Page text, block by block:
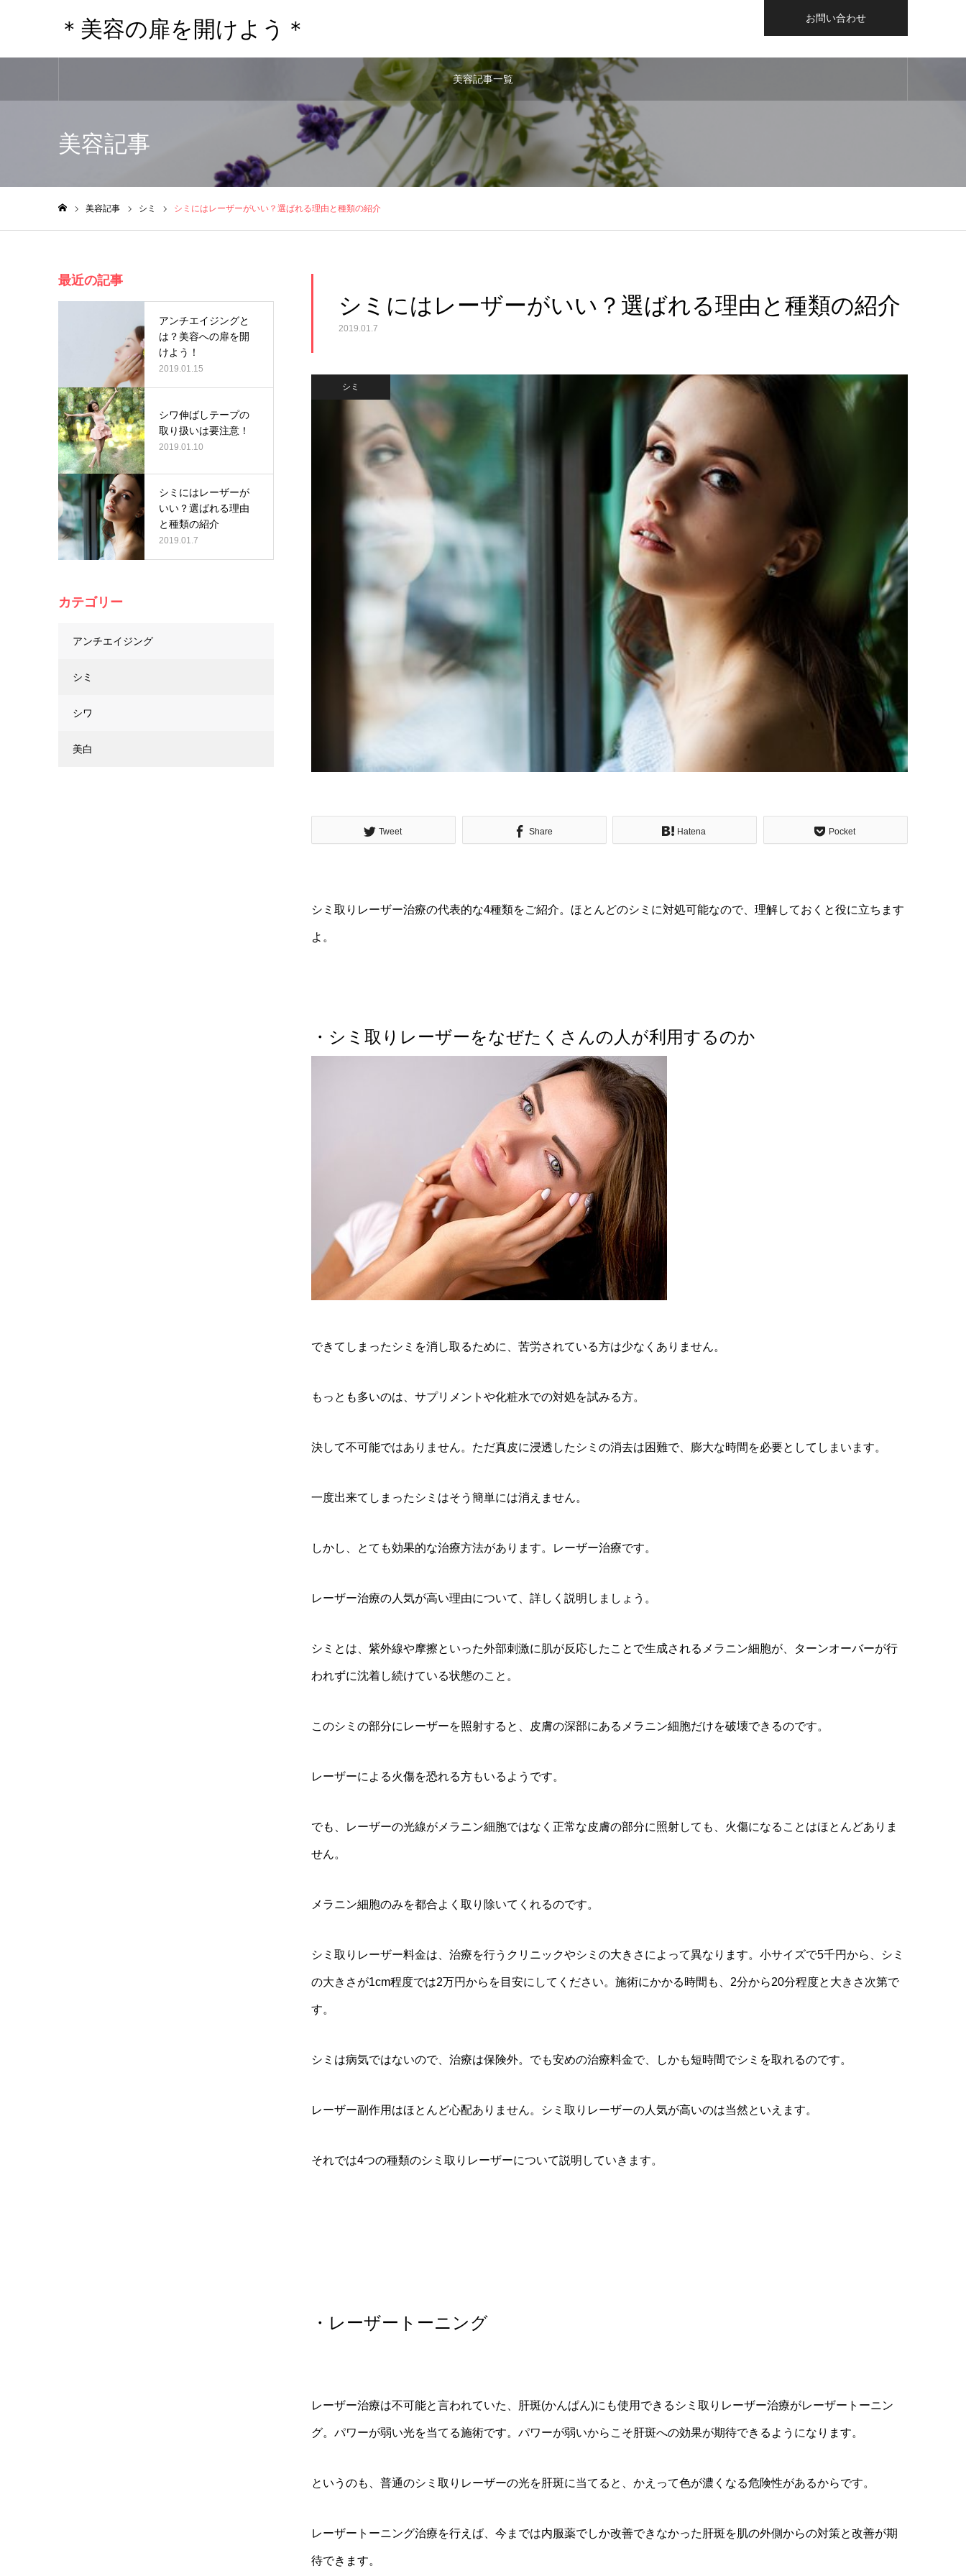
＊美容の扉を開けよう＊ お問い合わせ
美容記事一覧
美容記事
美容記事 シミ シミにはレーザーがいい？選ばれる理由と種類の紹介
シミにはレーザーがいい？選ばれる理由と種類の紹介
2019.01.7
シミ
Tweet Share Hatena Pocket
シミ取りレーザー治療の代表的な4種類をご紹介。ほとんどのシミに対処可能なので、理解しておくと役に立ちます
よ。
・シミ取りレーザーをなぜたくさんの人が利用するのか
できてしまったシミを消し取るために、苦労されている方は少なくありません。
もっとも多いのは、サプリメントや化粧水での対処を試みる方。
決して不可能ではありません。ただ真皮に浸透したシミの消去は困難で、膨大な時間を必要としてしまいます。
一度出来てしまったシミはそう簡単には消えません。
しかし、とても効果的な治療方法があります。レーザー治療です。
レーザー治療の人気が高い理由について、詳しく説明しましょう。
シミとは、紫外線や摩擦といった外部刺激に肌が反応したことで生成されるメラニン細胞が、ターンオーバーが行
われずに沈着し続けている状態のこと。
このシミの部分にレーザーを照射すると、皮膚の深部にあるメラニン細胞だけを破壊できるのです。
レーザーによる火傷を恐れる方もいるようです。
でも、レーザーの光線がメラニン細胞ではなく正常な皮膚の部分に照射しても、火傷になることはほとんどありま
せん。
メラニン細胞のみを都合よく取り除いてくれるのです。
シミ取りレーザー料金は、治療を行うクリニックやシミの大きさによって異なります。小サイズで5千円から、シミ
の大きさが1cm程度では2万円からを目安にしてください。施術にかかる時間も、 2分から20分程度と大きさ次第で
す。
シミは病気ではないので、治療は保険外。でも安めの治療料金で、しかも短時間でシミを取れるのです。
レーザー副作用はほとんど心配ありません。シミ取りレーザーの人気が高いのは当然といえます。
それでは4つの種類のシミ取りレーザーについて説明していきます。
・レーザートーニング
レーザー治療は不可能と言われていた、肝斑(かんぱん)にも使用できるシミ取りレーザー治療がレーザートーニン
グ。パワーが弱い光を当てる施術です。パワーが弱いからこそ肝斑への効果が期待できるようになります。
というのも、普通のシミ取りレーザーの光を肝斑に当てると、かえって色が濃くなる危険性があるからです。
レーザートーニング治療を行えば、今までは内服薬でしか改善できなかった肝斑を肌の外側からの対策と改善が期
待できます。
最近の記事
アンチエイジングと
は？美容への扉を開
けよう！
2019.01.15
シワ伸ばしテープの
取り扱いは要注意！
2019.01.10
シミにはレーザーが
いい？選ばれる理由
と種類の紹介
2019.01.7
カテゴリー
アンチエイジング
シミ
シワ
美白